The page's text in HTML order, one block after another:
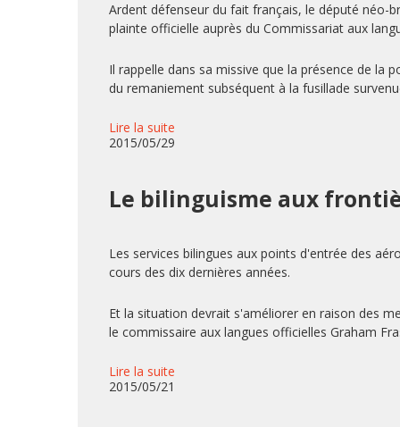
Ardent défenseur du fait français, le député néo-
plainte officielle auprès du Commissariat aux
Il rappelle dans sa missive que la présence de la
du remaniement subséquent à la fusillade
Lire la suite
2015/05/29
Le bilinguisme aux
Les services bilingues aux points d'entrée des
cours des dix dernières années.
Et la situation devrait s'améliorer en raison des
le commissaire aux langues officielles Graham
Lire la suite
2015/05/21